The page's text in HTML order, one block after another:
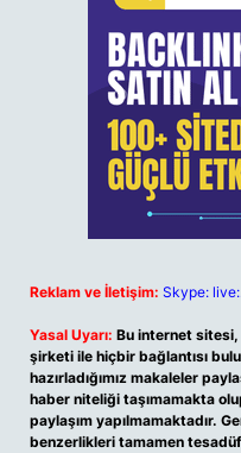
Reklam ve İletişim: Skype:
Yasal Uyarı: Bu internet sitesi,
şirketi ile hiçbir bağlantısı
hazırladığımız makaleler
haber niteliği taşımamakta
paylaşım yapılmamaktadır.
benzerlikleri tamamen